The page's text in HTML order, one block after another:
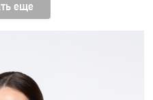
еще